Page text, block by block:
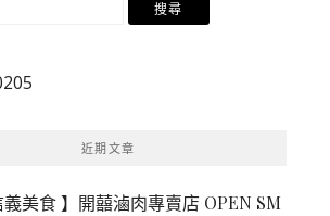
近期文章
義美食 】開囍滷肉專賣店 OPEN SM